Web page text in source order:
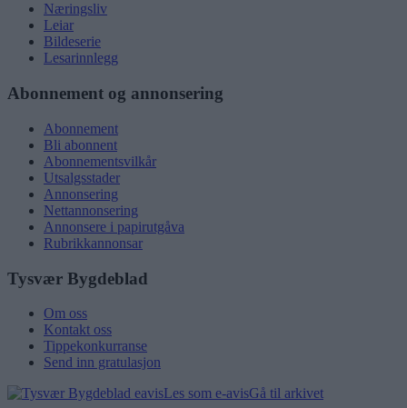
Næringsliv
Leiar
Bildeserie
Lesarinnlegg
Abonnement og annonsering
Abonnement
Bli abonnent
Abonnementsvilkår
Utsalgsstader
Annonsering
Nettannonsering
Annonsere i papirutgåva
Rubrikkannonsar
Tysvær Bygdeblad
Om oss
Kontakt oss
Tippekonkurranse
Send inn gratulasjon
Les som e-avisGå til arkivet